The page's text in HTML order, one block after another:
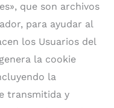
que son archivos
para ayudar al
los Usuarios del
la cookie
la
transmitida y